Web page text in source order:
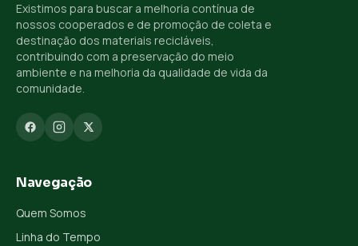
Existimos para buscar a melhoria contínua de
nossos cooperados e de promoção de coleta e
destinação dos materiais recicláveis,
contribuindo com a preservação do meio
ambiente e na melhoria da qualidade de vida da
comunidade.
Navegação
Quem Somos
Linha do Tempo